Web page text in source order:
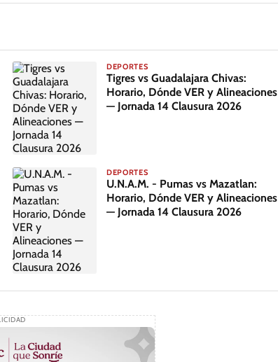
DEPORTES
Tigres vs Guadalajara Chivas:
Horario, Dónde VER y Alineaciones
— Jornada 14 Clausura 2026
DEPORTES
U.N.A.M. - Pumas vs Mazatlan:
Horario, Dónde VER y Alineaciones
— Jornada 14 Clausura 2026